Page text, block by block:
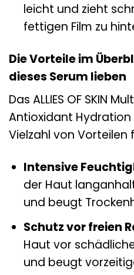
leicht und zieht
fettigen Film zu
Die Vorteile im
dieses Serum lieben
Das ALLIES OF SKIN
Antioxidant
Vielzahl von Vorteilen
Intensive
der Haut
und beugt
Schutz vor freien
Haut vor
und beugt